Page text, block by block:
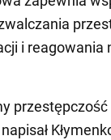
i reagowania